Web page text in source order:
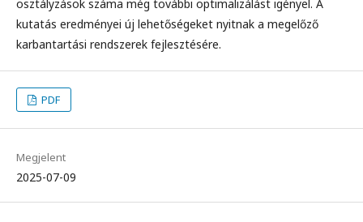
osztályzások száma még további optimalizálást igényel. A
kutatás eredményei új lehetőségeket nyitnak a megelőző
karbantartási rendszerek fejlesztésére.
PDF
Megjelent
2025-07-09